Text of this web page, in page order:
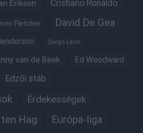
Eriksen Cristiano Ronaldo
Fletcher David De Gea
Diego Leon
van de Beek Ed Woodward
Edzői stáb
Érdekességek
ten Hag Európa-liga